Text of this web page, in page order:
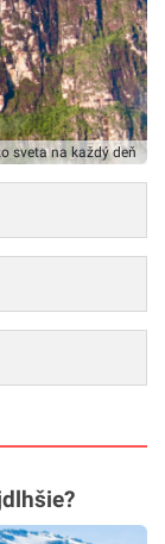
sveta na každý deň